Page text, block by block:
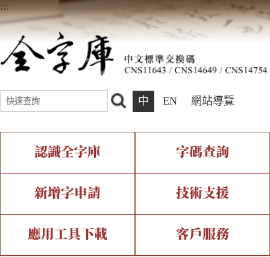
:::
中 EN 網站導覽
認識全字庫
全字庫介紹 全字庫現況
中文碼介紹 專有名詞介紹
字碼查詢
IDS查詢 部件查詢
複合查詢 注音查詢
新增字申請
新字申請處理流程
技術支援
字形即時顯示 造字解決方案
應用工具下載 客戶服務